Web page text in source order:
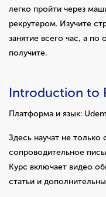
легко пройти через
рекрутером. Изучите
занятие всего час, а
получите.
Introduction to
Платформа и язык:
Здесь научат не
сопроводительное
Курс включает видео
статьи и